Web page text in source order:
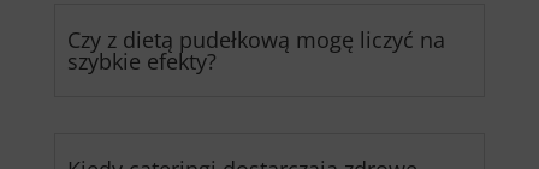
Czy z dietą pudełkową mogę liczyć na
szybkie efekty?